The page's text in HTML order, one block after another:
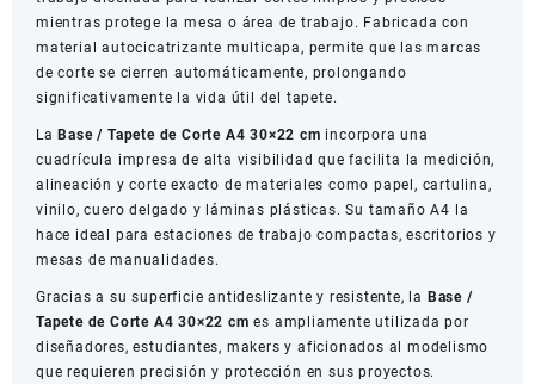
cantidad
mientras protege la mesa o área de trabajo. Fabricada con
material autocicatrizante multicapa, permite que las marcas
de corte se cierren automáticamente, prolongando
significativamente la vida útil del tapete.
La Base / Tapete de Corte A4 30×22 cm incorpora una
cuadrícula impresa de alta visibilidad que facilita la medición,
alineación y corte exacto de materiales como papel, cartulina,
vinilo, cuero delgado y láminas plásticas. Su tamaño A4 la
hace ideal para estaciones de trabajo compactas, escritorios y
mesas de manualidades.
Gracias a su superficie antideslizante y resistente, la Base /
Tapete de Corte A4 30×22 cm es ampliamente utilizada por
diseñadores, estudiantes, makers y aficionados al modelismo
que requieren precisión y protección en sus proyectos.